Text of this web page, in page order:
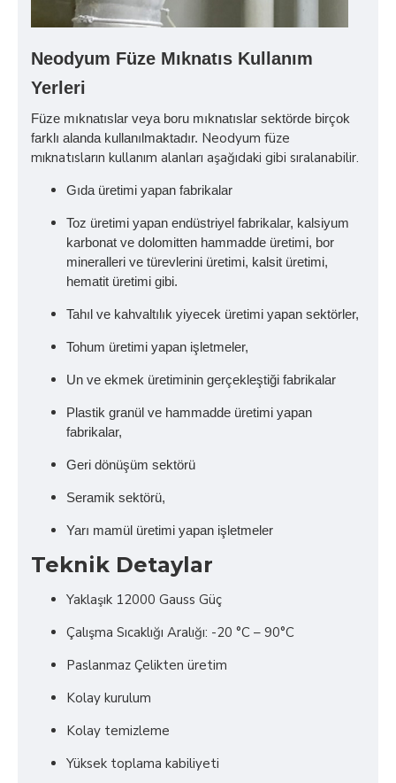
Neodyum Füze Mıknatıs Kullanım
Yerleri
Füze mıknatıslar veya boru mıknatıslar sektörde birçok
farklı alanda kullanılmaktadır. Neodyum füze
mıknatısların kullanım alanları aşağıdaki gibi sıralanabilir.
Gıda üretimi yapan fabrikalar
Toz üretimi yapan endüstriyel fabrikalar, kalsiyum
karbonat ve dolomitten hammadde üretimi, bor
mineralleri ve türevlerini üretimi, kalsit üretimi,
hematit üretimi gibi.
Tahıl ve kahvaltılık yiyecek üretimi yapan sektörler,
Tohum üretimi yapan işletmeler,
Un ve ekmek üretiminin gerçekleştiği fabrikalar
Plastik granül ve hammadde üretimi yapan
fabrikalar,
Geri dönüşüm sektörü
Seramik sektörü,
Yarı mamül üretimi yapan işletmeler
Teknik Detaylar
Yaklaşık 12000 Gauss Güç
Çalışma Sıcaklığı Aralığı: -20 °C – 90°C
Paslanmaz Çelikten üretim
Kolay kurulum
Kolay temizleme
Yüksek toplama kabiliyeti